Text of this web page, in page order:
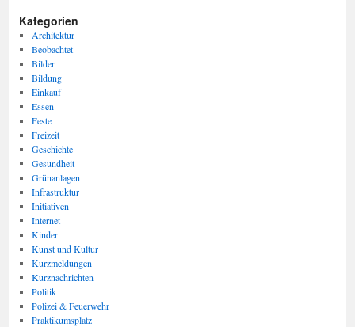
Kategorien
Architektur
Beobachtet
Bilder
Bildung
Einkauf
Essen
Feste
Freizeit
Geschichte
Gesundheit
Grünanlagen
Infrastruktur
Initiativen
Internet
Kinder
Kunst und Kultur
Kurzmeldungen
Kurznachrichten
Politik
Polizei & Feuerwehr
Praktikumsplatz